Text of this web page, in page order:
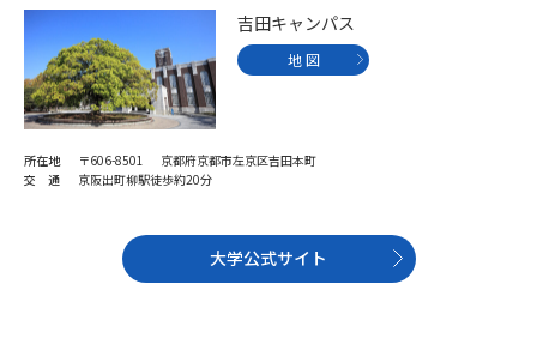
先輩が入学を決めた理由 テレメール全国一斉進学調査
新生活お役立ちガイド
学問発見
大学で学びたい学問発見
吉田キャンパス
地 図
所在地
〒606-8501 京都府京都市左京区吉田本町
交 通
京阪出町柳駅徒歩約20分
大学公式サイト